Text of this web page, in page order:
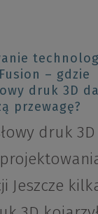
– gdzie
druk 3D
przewagę?
druk
Jeszcze